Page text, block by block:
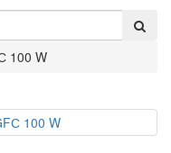
100 W